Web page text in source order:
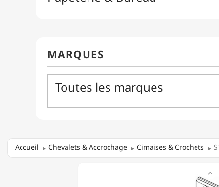
Accueil Chevalets & Accrochage Cimaises & Crochets
